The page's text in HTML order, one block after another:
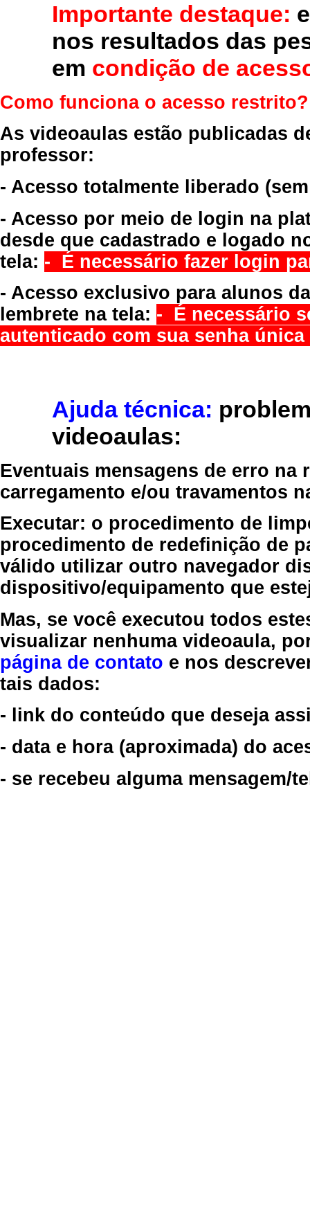
Importante destaque:
nos resultados das
em condição de
Como funciona o acesso restrito?
As videoaulas estão publicadas
professor:
- Acesso totalmente liberado
- Acesso por meio de login na
desde que cadastrado e logado
tela: - É necessário fazer login
- Acesso exclusivo para alunos
lembrete na tela: - É necessário
autenticado com sua senha
Ajuda técnica:
videoaulas:
Eventuais mensagens de erro
carregamento e/ou travamentos
Executar: o procedimento de
procedimento de redefinição de
válido utilizar outro navegador
dispositivo/equipamento que
Mas, se você executou todos
visualizar nenhuma videoaula,
página de contato e nos
tais dados:
- link do conteúdo que deseja
- data e hora (aproximada) do
- se recebeu alguma mensagem/